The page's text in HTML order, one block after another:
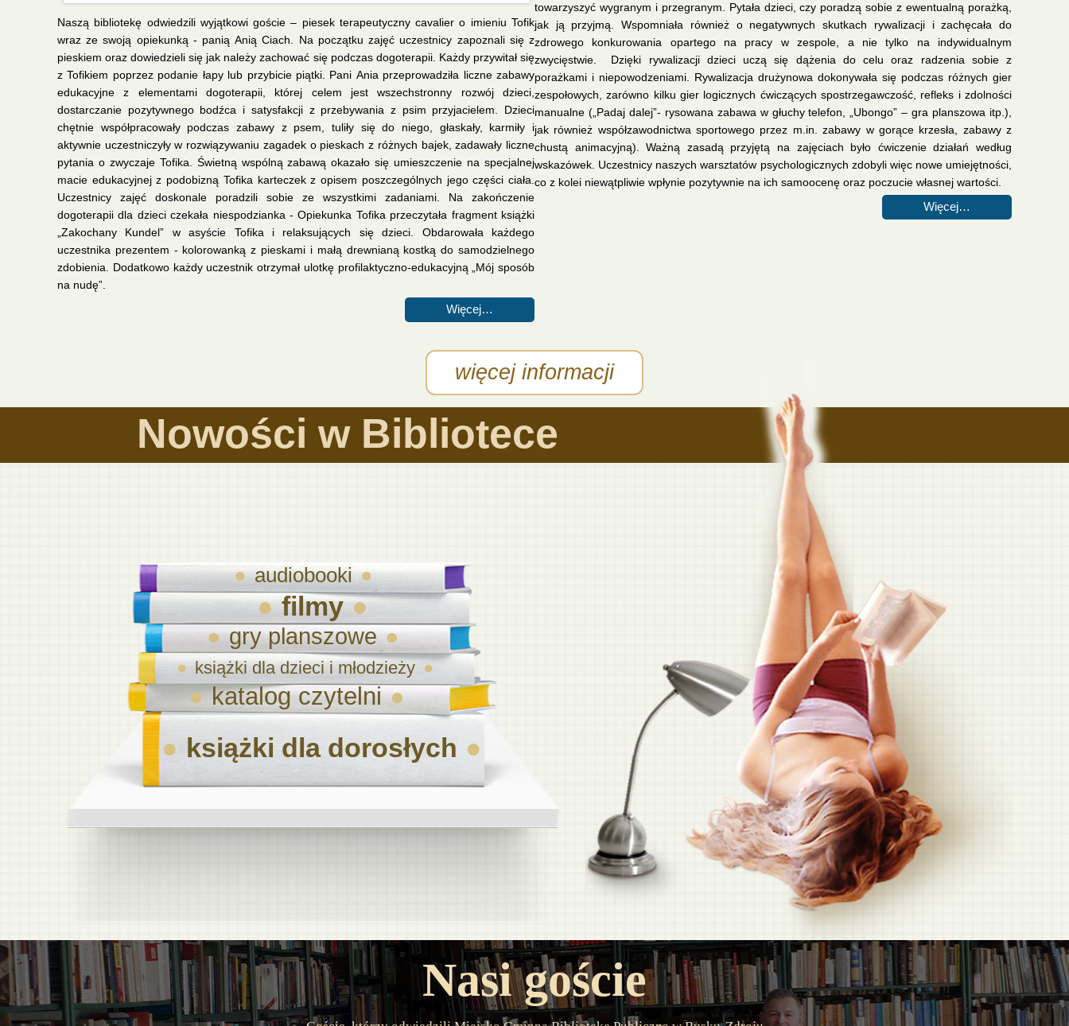
Naszą bibliotekę odwiedzili wyjątkowi goście – piesek terapeutyczny cavalier o imieniu Tofik
wraz ze swoją opiekunką - panią Anią Ciach. Na początku zajęć uczestnicy zapoznali się z
pieskiem oraz dowiedzieli się jak należy zachować się podczas dogoterapii. Każdy przywitał się
z Tofikiem poprzez podanie łapy lub przybicie piątki. Pani Ania przeprowadziła liczne zabawy
edukacyjne z elementami dogoterapii, której celem jest wszechstronny rozwój dzieci,
dostarczanie pozytywnego bodźca i satysfakcji z przebywania z psim przyjacielem. Dzieci
chętnie współpracowały podczas zabawy z psem, tuliły się do niego, głaskały, karmiły i
aktywnie uczestniczyły w rozwiązywaniu zagadek o pieskach z różnych bajek, zadawały liczne
pytania o zwyczaje Tofika. Świetną wspólną zabawą okazało się umieszczenie na specjalnej
macie edukacyjnej z podobizną Tofika karteczek z opisem poszczególnych jego części ciała.
Uczestnicy zajęć doskonale poradzili sobie ze wszystkimi zadaniami. Na zakończenie
dogoterapii dla dzieci czekała niespodzianka - Opiekunka Tofika przeczytała fragment książki
„Zakochany Kundel” w asyście Tofika i relaksujących się dzieci. Obdarowała każdego
uczestnika prezentem - kolorowanką z pieskami i małą drewnianą kostką do samodzielnego
zdobienia. Dodatkowo każdy uczestnik otrzymał ulotkę profilaktyczno-edukacyjną „Mój sposób
na nudę”.
Więcej…
towarzyszyć wygranym i przegranym. Pytała dzieci, czy poradzą sobie z ewentualną porażką,
jak ją przyjmą. Wspomniała również o negatywnych skutkach rywalizacji i zachęcała do
zdrowego konkurowania opartego na pracy w zespole, a nie tylko na indywidualnym
zwycięstwie. Dzięki rywalizacji dzieci uczą się dążenia do celu oraz radzenia sobie z
porażkami i niepowodzeniami. Rywalizacja drużynowa dokonywała się podczas różnych gier
zespołowych, zarówno kilku gier logicznych ćwiczących spostrzegawczość, refleks i zdolności
manualne („Padaj dalej”- rysowana zabawa w głuchy telefon, „Ubongo” – gra planszowa itp.),
jak również współzawodnictwa sportowego przez m.in. zabawy w gorące krzesła, zabawy z
chustą animacyjną). Ważną zasadą przyjętą na zajęciach było ćwiczenie działań według
wskazówek. Uczestnicy naszych warsztatów psychologicznych zdobyli więc nowe umiejętności,
co z kolei niewątpliwie wpłynie pozytywnie na ich samoocenę oraz poczucie własnej wartości.
Więcej…
więcej informacji
Nowości w Bibliotece
audiobooki
filmy
gry planszowe
książki dla dzieci i młodzieży
katalog czytelni
książki dla dorosłych
Nasi goście